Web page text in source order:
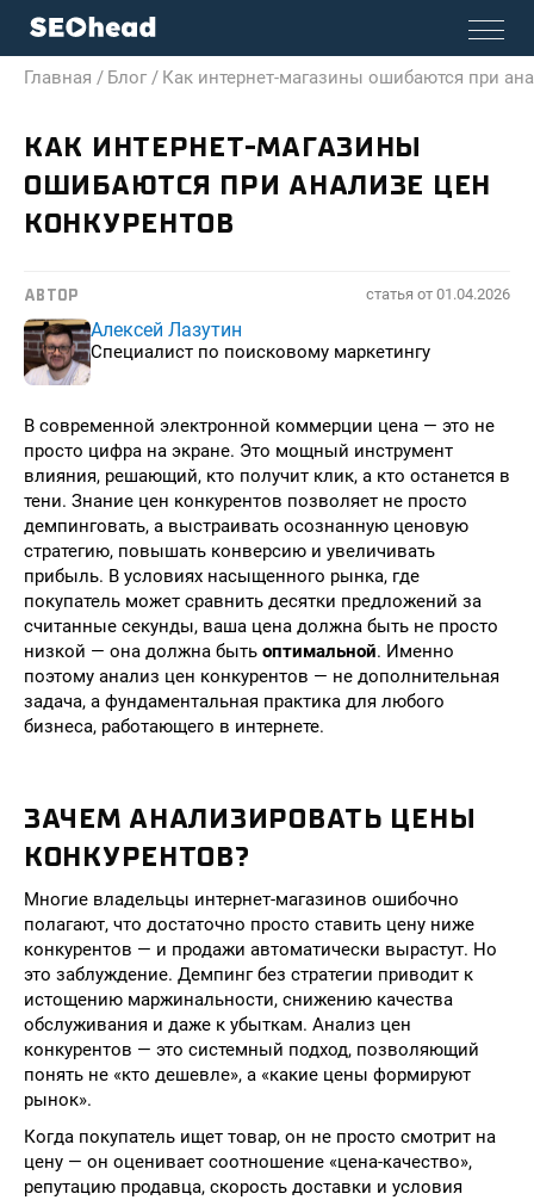
Главная / Блог / Как интернет-магазины ошибаются при
КАК ИНТЕРНЕТ-МАГАЗИНЫ
ОШИБАЮТСЯ ПРИ АНАЛИЗЕ ЦЕН
КОНКУРЕНТОВ
АВТОР статья от 01.04.2026
Алексей Лазутин
Специалист по поисковому маркетингу
В современной электронной коммерции цена — это не
просто цифра на экране. Это мощный инструмент
влияния, решающий, кто получит клик, а кто останется в
тени. Знание цен конкурентов позволяет не просто
демпинговать, а выстраивать осознанную ценовую
стратегию, повышать конверсию и увеличивать
прибыль. В условиях насыщенного рынка, где
покупатель может сравнить десятки предложений за
считанные секунды, ваша цена должна быть не просто
низкой — она должна быть оптимальной. Именно
поэтому анализ цен конкурентов — не дополнительная
задача, а фундаментальная практика для любого
бизнеса, работающего в интернете.
ЗАЧЕМ АНАЛИЗИРОВАТЬ ЦЕНЫ
КОНКУРЕНТОВ?
Многие владельцы интернет-магазинов ошибочно
полагают, что достаточно просто ставить цену ниже
конкурентов — и продажи автоматически вырастут. Но
это заблуждение. Демпинг без стратегии приводит к
истощению маржинальности, снижению качества
обслуживания и даже к убыткам. Анализ цен
конкурентов — это системный подход, позволяющий
понять не «кто дешевле», а «какие цены формируют
рынок».
Когда покупатель ищет товар, он не просто смотрит на
цену — он оценивает соотношение «цена-качество»,
репутацию продавца, скорость доставки и условия